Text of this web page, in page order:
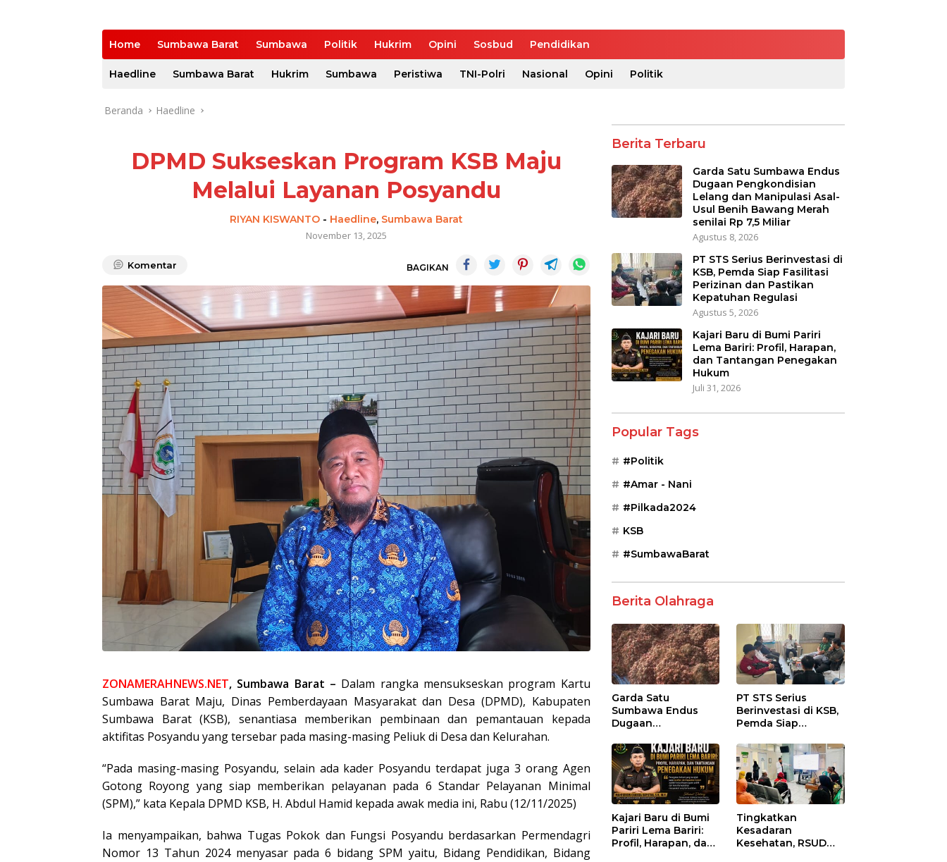
Home Sumbawa Barat Sumbawa Politik Hukrim Opini Sosbud Pendidikan
Haedline Sumbawa Barat Hukrim Sumbawa Peristiwa TNI-Polri Nasional Opini Politik
Beranda Haedline
DPMD Sukseskan Program KSB Maju
Melalui Layanan Posyandu
RIYAN KISWANTO- Haedline, Sumbawa Barat
November 13, 2025
Komentar BAGIKAN
ZONAMERAHNEWS.NET, Sumbawa Barat – Dalam rangka mensukseskan program Kartu
Sumbawa Barat Maju, Dinas Pemberdayaan Masyarakat dan Desa (DPMD), Kabupaten
Sumbawa Barat (KSB), senantiasa memberikan pembinaan dan pemantauan kepada
aktifitas Posyandu yang tersebar pada masing-masing Peliuk di Desa dan Kelurahan.
“Pada masing-masing Posyandu, selain ada kader Posyandu terdapat juga 3 orang Agen
Gotong Royong yang siap memberikan pelayanan pada 6 Standar Pelayanan Minimal
(SPM),” kata Kepala DPMD KSB, H. Abdul Hamid kepada awak media ini, Rabu (12/11/2025)
Ia menyampaikan, bahwa Tugas Pokok dan Fungsi Posyandu berdasarkan Permendagri
Nomor 13 Tahun 2024 menyasar pada 6 bidang SPM yaitu, Bidang Pendidikan, Bidang
Berita Terbaru
Garda Satu Sumbawa Endus
Dugaan Pengkondisian
Lelang dan Manipulasi Asal-
Usul Benih Bawang Merah
senilai Rp 7,5 Miliar
Agustus 8, 2026
PT STS Serius Berinvestasi di
KSB, Pemda Siap Fasilitasi
Perizinan dan Pastikan
Kepatuhan Regulasi
Agustus 5, 2026
Kajari Baru di Bumi Pariri
Lema Bariri: Profil, Harapan,
dan Tantangan Penegakan
Hukum
Juli 31, 2026
Popular Tags
#Politik
#Amar - Nani
#Pilkada2024
KSB
#SumbawaBarat
Berita Olahraga
Garda Satu
Sumbawa Endus
Dugaan
Lelang dan
Manipulasi Asal-Usul
Benih Bawang
Merah senilai Rp 7,5
Miliar
PT STS Serius
Berinvestasi di KSB,
Pemda Siap
dan Pastikan
Kepatuhan Regulasi
Kajari Baru di Bumi
Pariri Lema Bariri:
Profil, Harapan, dan
Tingkatkan
Kesadaran
Kesehatan, RSUD